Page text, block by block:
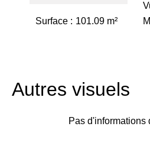
Surface 101.09 m²
Autres visuels
Pas d'informations